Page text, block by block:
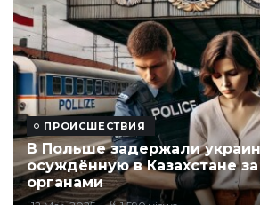
ПРОИСШЕСТВИЯ
В Польше задержали
осуждённую в Казахстане
органами